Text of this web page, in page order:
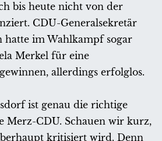
bis heute nicht von der
CDU-Generalsekretär
hatte im Wahlkampf sogar
Merkel für eine
allerdings erfolglos.
ist genau die richtige
Merz-CDU. Schauen wir kurz,
kritisiert wird. Denn